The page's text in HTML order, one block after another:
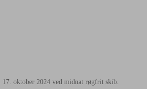
oktober 2024 ved midnat røgfrit skib.